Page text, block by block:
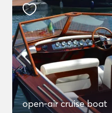
open-air cruise boat